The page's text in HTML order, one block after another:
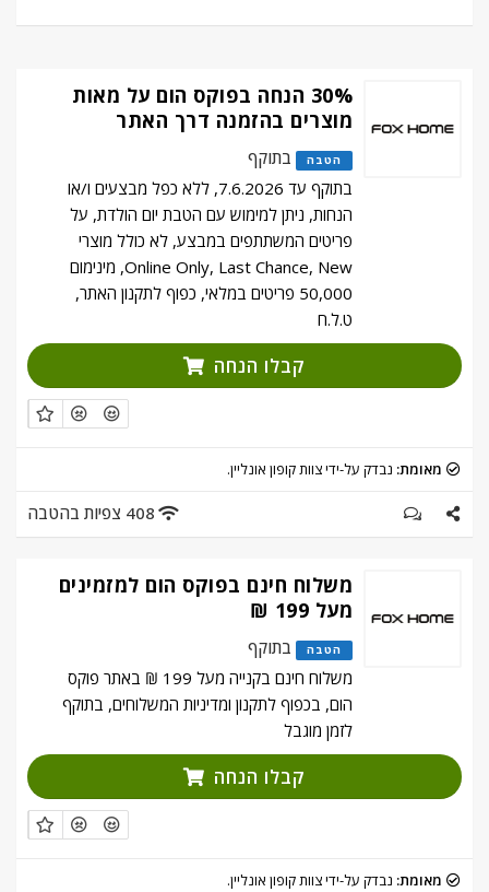
30% הנחה בפוקס הום על מאות
מוצרים בהזמנה דרך האתר
הטבה
בתוקף
בתוקף עד 7.6.2026, ללא כפל מבצעים ו/או
הנחות, ניתן למימוש עם הטבת יום הולדת, על
פריטים המשתתפים במבצע, לא כולל מוצרי
Online Only, Last Chance, New, מינימום
50,000 פריטים במלאי, כפוף לתקנון האתר,
ט.ל.ח
קבלו הנחה
מאומת: נבדק על-ידי צוות קופון אונליין.
408 צפיות בהטבה
משלוח חינם בפוקס הום למזמינים
מעל 199 ₪
הטבה
בתוקף
משלוח חינם בקנייה מעל 199 ₪ באתר פוקס
הום, בכפוף לתקנון ומדיניות המשלוחים, בתוקף
לזמן מוגבל
קבלו הנחה
מאומת: נבדק על-ידי צוות קופון אונליין.